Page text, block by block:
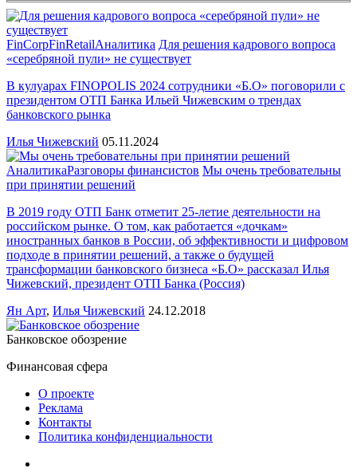
FinCorpFinRetailАналитика Для решения кадрового вопроса
«серебряной пули» не существует
В кулуарах FINOPOLIS 2024 сотрудники «Б.О» поговорили с
президентом ОТП Банка Ильей Чижевским о трендах
банковского рынка
Илья Чижевский 05.11.2024
АналитикаРазговоры финансистов Мы очень требовательны
при принятии решений
В 2019 году ОТП Банк отметит 25-летие деятельности на
российском рынке. О том, как работается «дочкам»
иностранных банков в России, об эффективности и цифровом
подходе в принятии решений, а также о будущей
трансформации банковского бизнеса «Б.О» рассказал Илья
Чижевский, президент ОТП Банка (Россия)
Ян Арт, Илья Чижевский 24.12.2018
Банковское обозрение
Финансовая сфера
О проекте
Реклама
Контакты
Политика конфиденциальности